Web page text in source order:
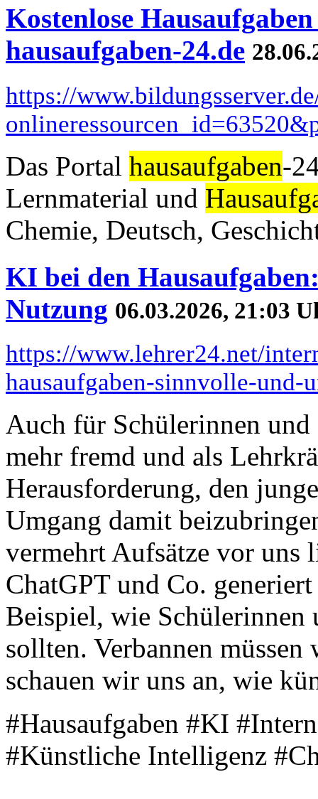
Kostenlose
hausaufgaben-24.de
https://
Das Portal hausaufgaben-
Lernmaterial und
Chemie, Deutsch,
KI bei den
Nutzung 06.03.2026, 21:03
https://www.lehrer24.net/
hausaufgaben-sinnvolle-und-
Auch für Schülerinnen
mehr fremd und als
Herausforderung, den
Umgang damit
vermehrt Aufsätze vor uns
ChatGPT und Co.
Beispiel, wie
sollten. Verbannen
schauen wir uns an, wie
#Hausaufgaben #KI
#Künstliche Intelligenz